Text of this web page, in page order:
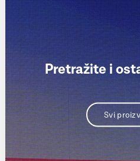
Pretražite i
Svi